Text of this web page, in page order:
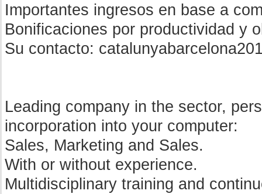
Importantes ingresos en base a
Bonificaciones por productividad y
Su contacto:
Leading company in the sector,
incorporation into your computer:
Sales, Marketing and Sales.
With or without experience.
Multidisciplinary training and